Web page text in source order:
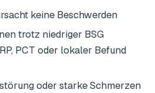
keine Beschwerden
trotz niedriger BSG
PCT oder lokaler Befund
oder starke Schmerzen